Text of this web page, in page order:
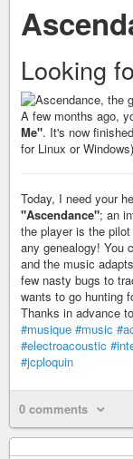
Looking
A few months ago,
Me". It's now
for Linux or
Today, I need your
"Ascendance"; an
the player is the
any genealogy! You
and the music
few nasty bugs to
wants to go hunting
Thanks in advance
#musique #music
#electroacoustic
#jcploquin
0 comments